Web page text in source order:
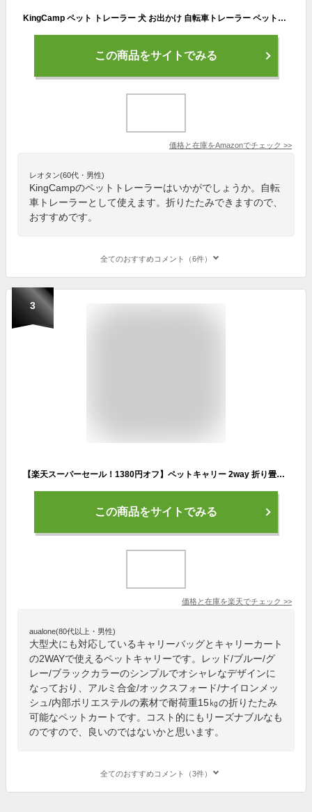
KingCamp ペット トレーラー 犬 お出かけ 自転車トレーラー ペットカート 犬用 カート 折りたたみ 通気 耐荷重34kg 大型犬 多頭中小型犬 老犬 介護カート
この商品をサイトでみる
価格と在庫をAmazonでチェック >>
レオタン(60代・男性)
KingCampのペットトレーラーはいかがでしょうか。自転
車トレーラーとして使えます。折りたたみできますので、
おすすめです。
全てのおすすめコメント（6件）
3
【楽天スーパーセール！1380円オフ】ペットキャリー 2way 折り畳み キャスター付き 犬 犬用キャリーバッグ キャリーカート 手提げ 中型犬 大型犬対応 犬 鞄 収納 車載 省スペース 猫用お出かけ専用 耐荷重15kg レッド ブルー GLAY 3色あり
この商品をサイトでみる
価格と在庫を楽天でチェック >>
aualone(80代以上・男性)
大型犬にも対応しているキャリーバッグとキャリーカート
の2WAYで使えるペットキャリーです。レッド/ブルー/グ
レー/ブラックカラーのシンプルでオシャレなデザインに
なっており、アルミ合金/オックスフォード/ナイロンメッ
シュ/内部ポリエステルの素材で耐荷重15㎏の折りたたみ
可能なペットカートです。コスト的にもリーズナブルなも
のですので、良いのではないかと思います。
全てのおすすめコメント（3件）